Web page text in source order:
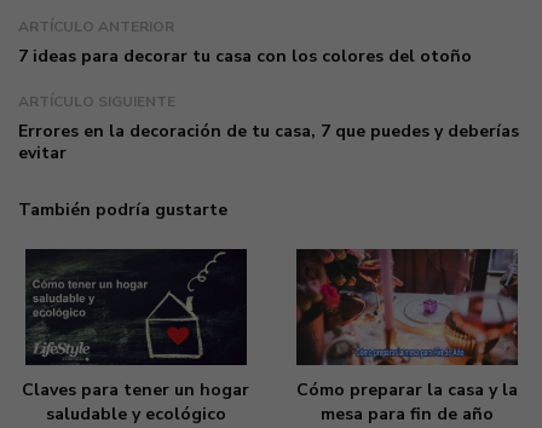
ARTÍCULO ANTERIOR
7 ideas para decorar tu casa con los colores del otoño
ARTÍCULO SIGUIENTE
Errores en la decoración de tu casa, 7 que puedes y deberías
evitar
También podría gustarte
Claves para tener un hogar
saludable y ecológico
Cómo preparar la casa y la
mesa para fin de año